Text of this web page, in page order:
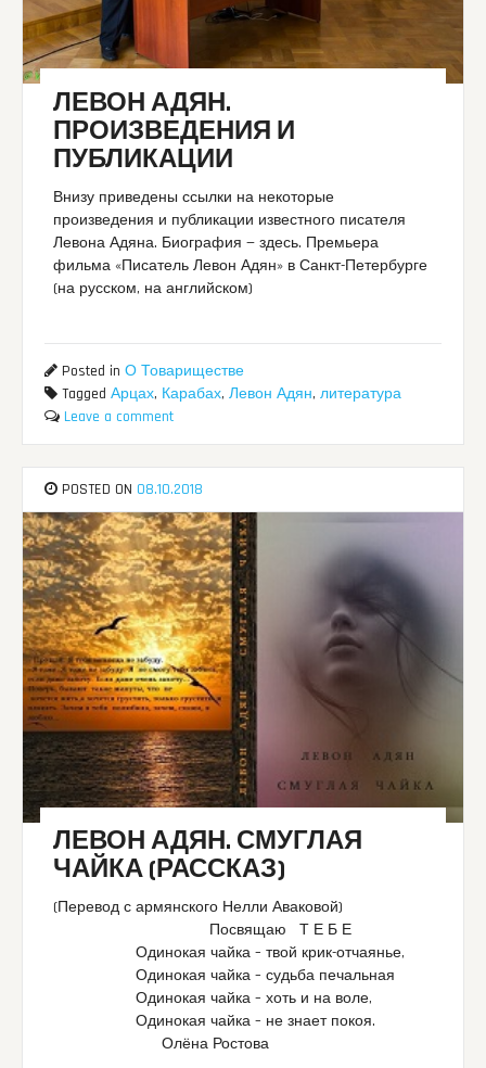
ЛЕВОН АДЯН.
ПРОИЗВЕДЕНИЯ И
ПУБЛИКАЦИИ
Внизу приведены ссылки на некоторые
произведения и публикации известного писателя
Левона Адяна. Биография — здесь. Премьера
фильма «Писатель Левон Адян» в Санкт-Петербурге
(на русском, на английском)
Posted inО Товариществе
TaggedАрцах, Карабах,Левон Адян,литература
Leave a comment
POSTED ON 08.10.2018
ЛЕВОН АДЯН. СМУГЛАЯ
ЧАЙКА (РАССКАЗ)
(Перевод с армянского Нелли Аваковой)
Посвящаю Т Е Б Е
Одинокая чайка – твой крик-отчаянье,
Одинокая чайка – судьба печальная
Одинокая чайка – хоть и на воле,
Одинокая чайка – не знает покоя.
Олёна Ростова